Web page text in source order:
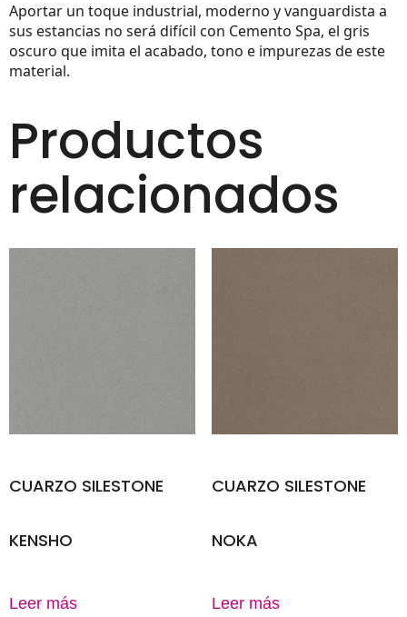
Aportar un toque industrial, moderno y vanguardista a
sus estancias no será difícil con Cemento Spa, el gris
oscuro que imita el acabado, tono e impurezas de este
material.
Productos
relacionados
CUARZO SILESTONE
KENSHO
Leer más
CUARZO SILESTONE
NOKA
Leer más